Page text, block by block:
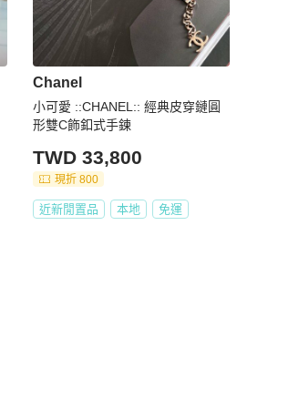
Chanel
小可愛 ::CHANEL:: 經典皮穿鏈圓
形雙C飾釦式手鍊
TWD 33,800
現折 800
近新閒置品 本地 免運